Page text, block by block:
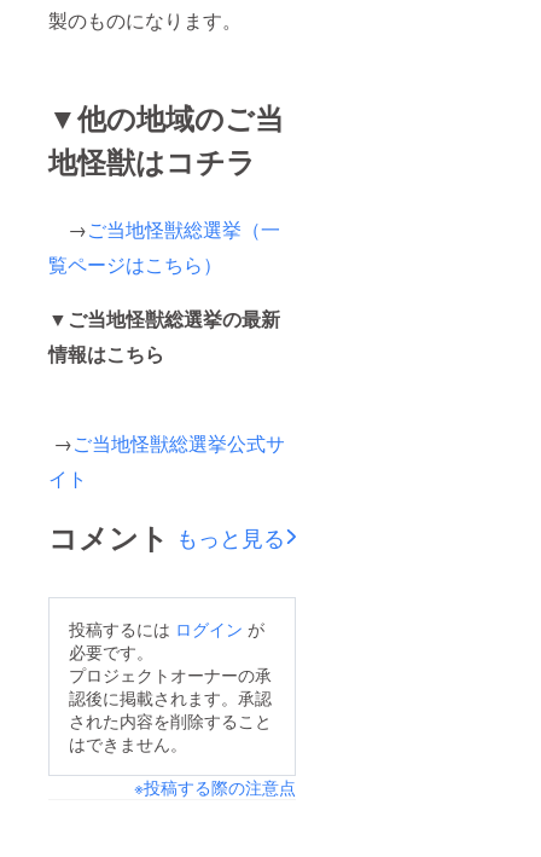
製のものになります。
▼他の地域のご当
地怪獣はコチラ
→ご当地怪獣総選挙（一
覧ページはこちら）
▼ご当地怪獣総選挙の最新
情報はこちら
→ご当地怪獣総選挙公式サ
イト
コメント もっと見る
投稿するには ログイン が
必要です。
プロジェクトオーナーの承
認後に掲載されます。承認
された内容を削除すること
はできません。
※投稿する際の注意点